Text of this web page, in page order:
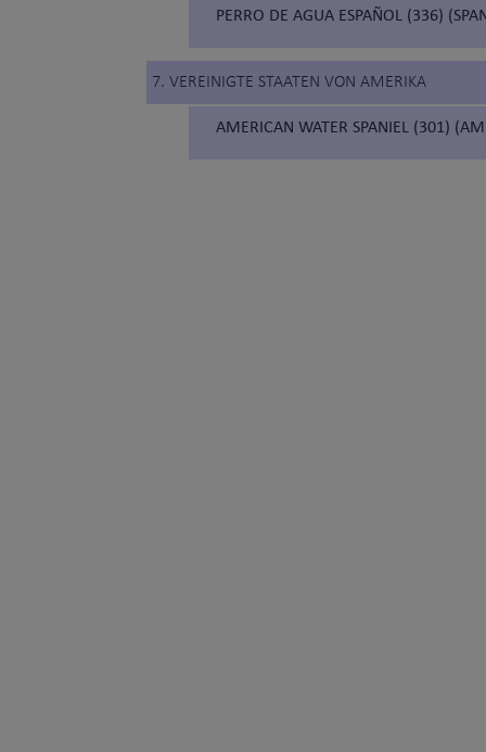
PERRO DE AGUA ESPAÑOL (336)
7. VEREINIGTE STAATEN VON AMERIKA
AMERICAN WATER SPANIEL (301)